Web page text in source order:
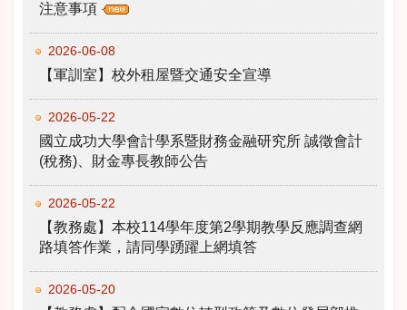
注意事項
2026-06-08
【軍訓室】校外租屋暨交通安全宣導
2026-05-22
國立成功大學會計學系暨財務金融研究所 誠徵會計
(稅務)、財金專長教師公告
2026-05-22
【教務處】本校114學年度第2學期教學反應調查網
路填答作業，請同學踴躍上網填答
2026-05-20